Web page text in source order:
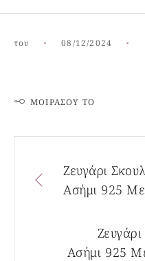
του 08/12/2024
ΜΟΙΡΆΣΟΥ ΤΟ
Ζευγάρι
Ασήμι 925
Ασήμι 925